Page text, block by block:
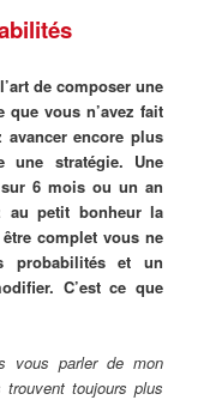
de composer une
vous n’avez fait
encore plus
stratégie. Une
6 mois ou un an
au petit bonheur la
complet vous ne
probabilités et un
C’est ce que
vous parler de mon
toujours plus